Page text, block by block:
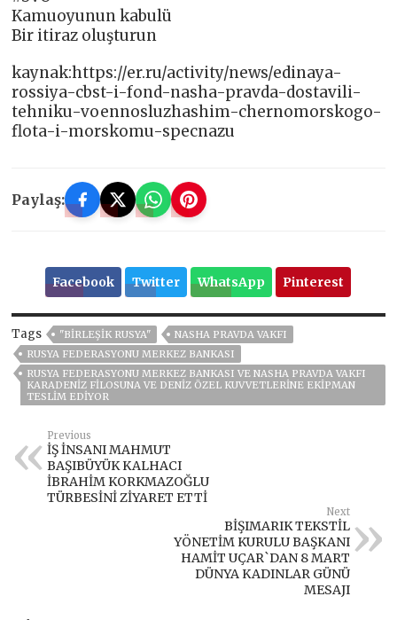
Kamuoyunun kabulü
Bir itiraz oluşturun
kaynak:https://er.ru/activity/news/edinaya-
rossiya-cbst-i-fond-nasha-pravda-dostavili-
tehniku-voennosluzhashim-chernomorskogo-
flota-i-morskomu-specnazu
Paylaş:
Facebook Twitter WhatsApp Pinterest
Tags "BIRLEŞIK RUSYA"
NASHA PRAVDA VAKFI
RUSYA FEDERASYONU MERKEZ BANKASI
RUSYA FEDERASYONU MERKEZ BANKASI VE NASHA PRAVDA VAKFI
KARADENIZ FILOSUNA VE DENIZ ÖZEL KUVVETLERINE EKIPMAN
TESLIM EDIYOR
Previous
İŞ İNSANI MAHMUT
BAŞIBÜYÜK KALHACI
İBRAHİM KORKMAZOĞLU
TÜRBESİNİ ZİYARET ETTİ
Next
BİŞIMARIK TEKSTİL
YÖNETİM KURULU BAŞKANI
HAMİT UÇAR`DAN 8 MART
DÜNYA KADINLAR GÜNÜ
MESAJI